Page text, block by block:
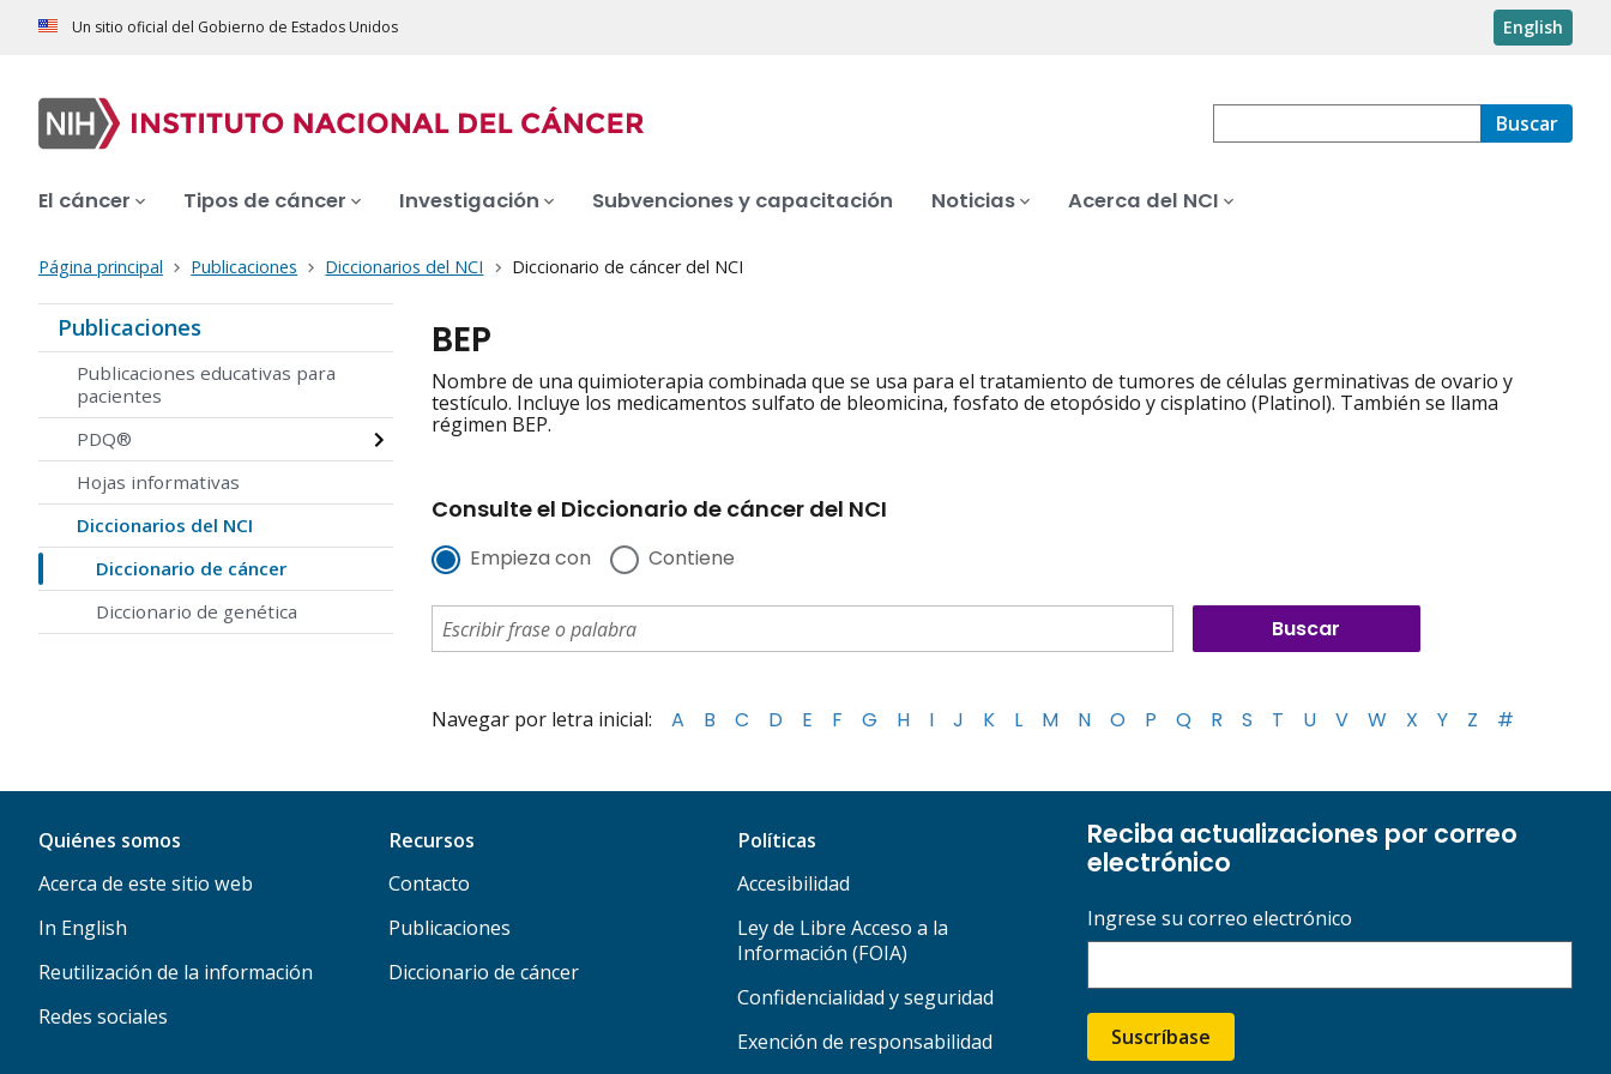
Un sitio oficial del Gobierno de Estados Unidos English
Buscar
El cáncer Tipos de cáncer Investigación Subvenciones y capacitación Noticias Acerca del NCI
Página principal Publicaciones Diccionarios del NCI Diccionario de cáncer del NCI
Publicaciones
Publicaciones educativas para
pacientes
PDQ®
Hojas informativas
Diccionarios del NCI
Diccionario de cáncer
Diccionario de genética
BEP
Nombre de una quimioterapia combinada que se usa para el tratamiento de tumores de células germinativas de ovario y
testículo. Incluye los medicamentos sulfato de bleomicina, fosfato de etopósido y cisplatino (Platinol). También se llama
régimen BEP.
Consulte el Diccionario de cáncer del NCI
Empieza con Contiene
Navegar por letra inicial: A B C D E F G H I J K L M N O P Q R S T U V W X Y Z #
Quiénes somos
Acerca de este sitio web
In English
Reutilización de la información
Redes sociales
Recursos
Contacto
Publicaciones
Diccionario de cáncer
Políticas
Accesibilidad
Ley de Libre Acceso a la
Información (FOIA)
Confidencialidad y seguridad
Exención de responsabilidad
Reciba actualizaciones por correo
electrónico
Ingrese su correo electrónico
Suscríbase